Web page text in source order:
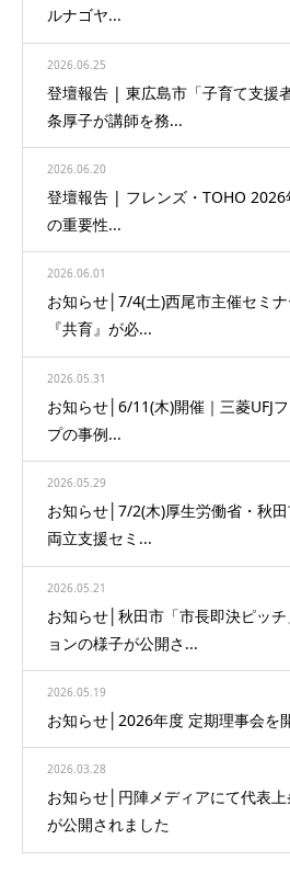
ルナゴヤ...
2026.06.25
登壇報告 | 東広島市「子育て支援
条厚子が講師を務...
2026.06.20
登壇報告 | フレンズ・TOHO 2026
の重要性...
2026.06.01
お知らせ│7/4(土)西尾市主催セミ
『共育』が必...
2026.05.31
お知らせ│6/11(木)開催｜三菱UFJ
プの事例...
2026.05.29
お知らせ│7/2(木)厚生労働省・秋
両立支援セミ...
2026.05.21
お知らせ│秋田市「市長即決ピッ
ョンの様子が公開さ...
2026.05.19
お知らせ│2026年度 定期理事会を
2026.03.28
お知らせ│円陣メディアにて代表
が公開されました